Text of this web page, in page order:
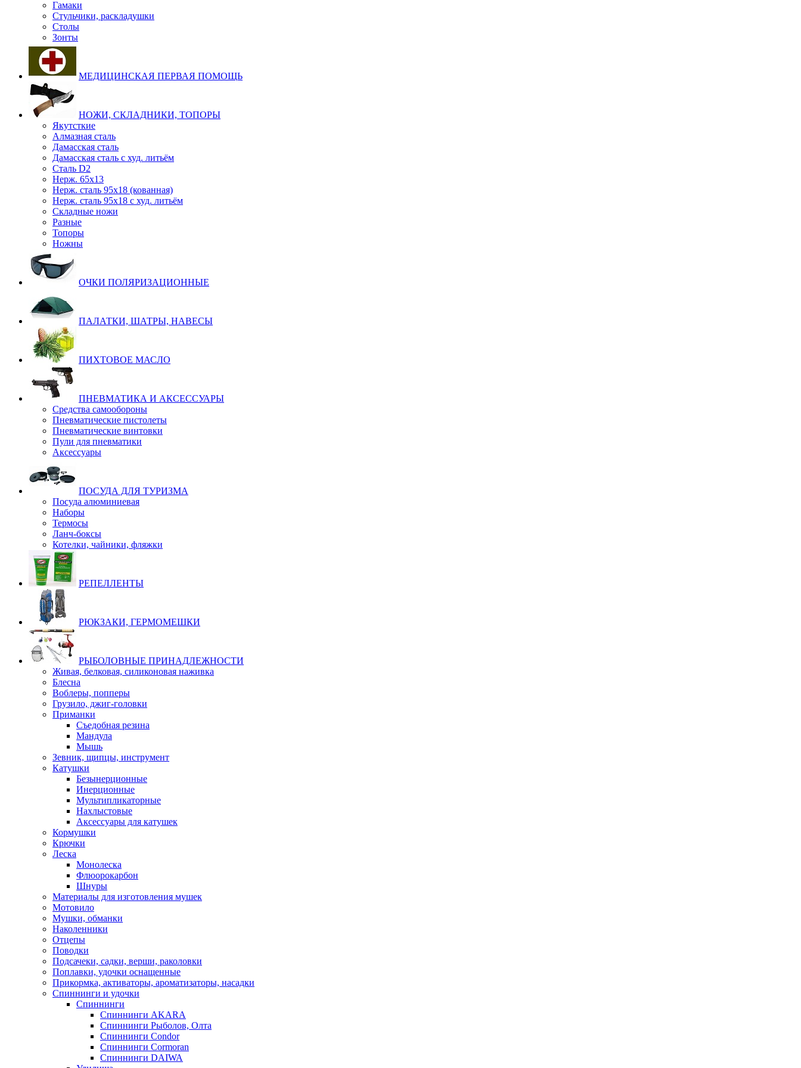
Гамаки
Стульчики, раскладушки
Столы
Зонты
МЕДИЦИНСКАЯ ПЕРВАЯ ПОМОЩЬ
НОЖИ, СКЛАДНИКИ, ТОПОРЫ
Якутсткие
Алмазная сталь
Дамасская сталь
Дамасская сталь с худ. литьём
Сталь D2
Нерж. 65х13
Нерж. сталь 95х18 (кованная)
Нерж. сталь 95х18 с худ. литьём
Складные ножи
Разные
Топоры
Ножны
ОЧКИ ПОЛЯРИЗАЦИОННЫЕ
ПАЛАТКИ, ШАТРЫ, НАВЕСЫ
ПИХТОВОЕ МАСЛО
ПНЕВМАТИКА И АКСЕССУАРЫ
Средства самообороны
Пневматические пистолеты
Пневматические винтовки
Пули для пневматики
Аксессуары
ПОСУДА ДЛЯ ТУРИЗМА
Посуда алюминиевая
Наборы
Термосы
Ланч-боксы
Котелки, чайники, фляжки
РЕПЕЛЛЕНТЫ
РЮКЗАКИ, ГЕРМОМЕШКИ
РЫБОЛОВНЫЕ ПРИНАДЛЕЖНОСТИ
Живая, белковая, силиконовая наживка
Блесна
Воблеры, попперы
Грузило, джиг-головки
Приманки
Съедобная резина
Мандула
Мышь
Зевник, щипцы, инструмент
Катушки
Безынерционные
Инерционные
Мультипликаторные
Нахлыстовые
Аксессуары для катушек
Кормушки
Крючки
Леска
Монолеска
Флюорокарбон
Шнуры
Материалы для изготовления мушек
Мотовило
Мушки, обманки
Наколенники
Отцепы
Поводки
Подсачеки, садки, верши, раколовки
Поплавки, удочки оснащенные
Прикормка, активаторы, ароматизаторы, насадки
Спиннинги и удочки
Спиннинги
Спиннинги AKARA
Спиннинги Рыболов, Олта
Спиннинги Condor
Спиннинги Cormoran
Спиннинги DAIWA